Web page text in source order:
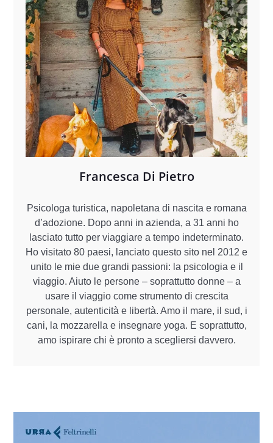
Francesca Di Pietro
Psicologa turistica, napoletana di nascita e romana
d’adozione. Dopo anni in azienda, a 31 anni ho
lasciato tutto per viaggiare a tempo indeterminato.
Ho visitato 80 paesi, lanciato questo sito nel 2012 e
unito le mie due grandi passioni: la psicologia e il
viaggio. Aiuto le persone – soprattutto donne – a
usare il viaggio come strumento di crescita
personale, autenticità e libertà. Amo il mare, il sud, i
cani, la mozzarella e insegnare yoga. E soprattutto,
amo ispirare chi è pronto a scegliersi davvero.